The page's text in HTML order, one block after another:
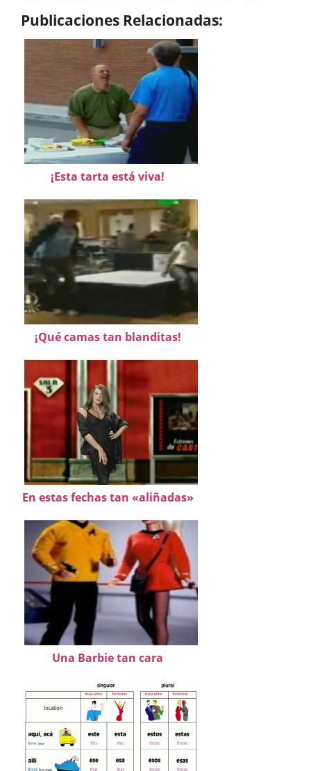
Publicaciones Relacionadas:
¡Esta tarta está viva!
¡Qué camas tan blanditas!
En estas fechas tan «aliñadas»
Una Barbie tan cara